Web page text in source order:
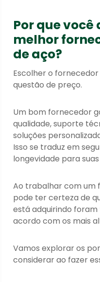
Por que você
melhor
de aço?
Escolher o
questão de preço.
Um bom fornecedor
qualidade, suporte
soluções
Isso se traduz em
longevidade para
Ao trabalhar com um
pode ter certeza de
está adquirindo
acordo com os mais
Vamos explorar os
considerar ao fazer